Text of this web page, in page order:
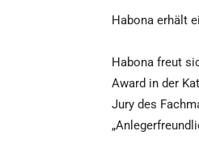
Habona erhält
Habona freut
Award in der
Jury des